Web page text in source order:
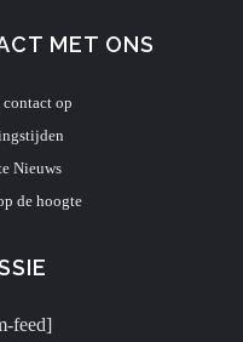
MET ONS
contact op
Nieuws
de hoogte
feed]